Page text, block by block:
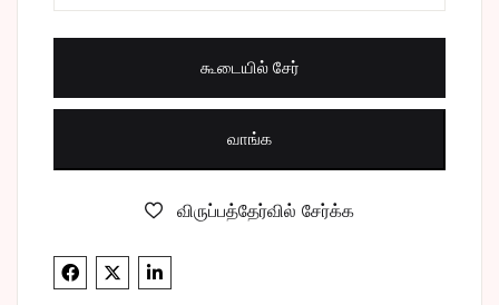
கூடையில் சேர்
வாங்க
விருப்பத்தேர்வில் சேர்க்க